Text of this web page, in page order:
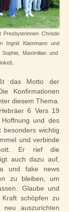
Presbyterinnen Christin
Ingrid Klammann und
Maximilian und
das Motto der
Konfirmationen
diesem Thema.
6 Vers 19
und des
wichtig
und verbinde
Er rief die
auch dazu auf,
und fake news
zu bleiben, um
Glaube und
schöpfen zu
auszurichten